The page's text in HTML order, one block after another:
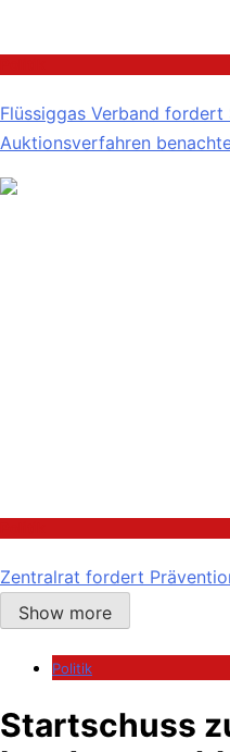
Flüssiggas Verband
Auktionsverfahren
Zentralrat fordert
Show more
Politik
Startschuss